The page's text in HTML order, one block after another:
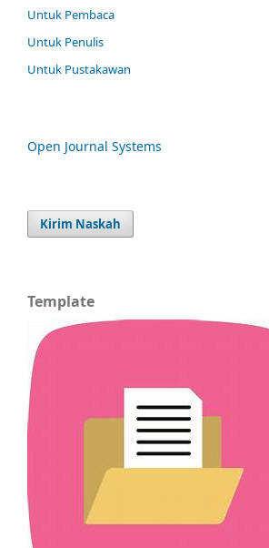
Untuk Pembaca
Untuk Penulis
Untuk Pustakawan
Open Journal Systems
Kirim Naskah
Template